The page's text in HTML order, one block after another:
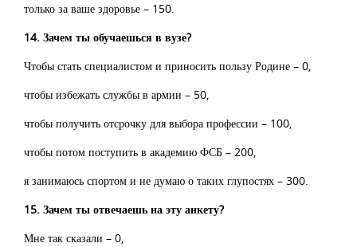
только за ваше здоровье – 150.
14. Зачем ты обучаешься в вузе?
Чтобы стать специалистом и приносить пользу Родине – 0,
чтобы избежать службы в армии – 50,
чтобы получить отсрочку для выбора профессии – 100,
чтобы потом поступить в академию ФСБ – 200,
я занимаюсь спортом и не думаю о таких глупостях – 300.
15. Зачем ты отвечаешь на эту анкету?
Мне так сказали – 0,